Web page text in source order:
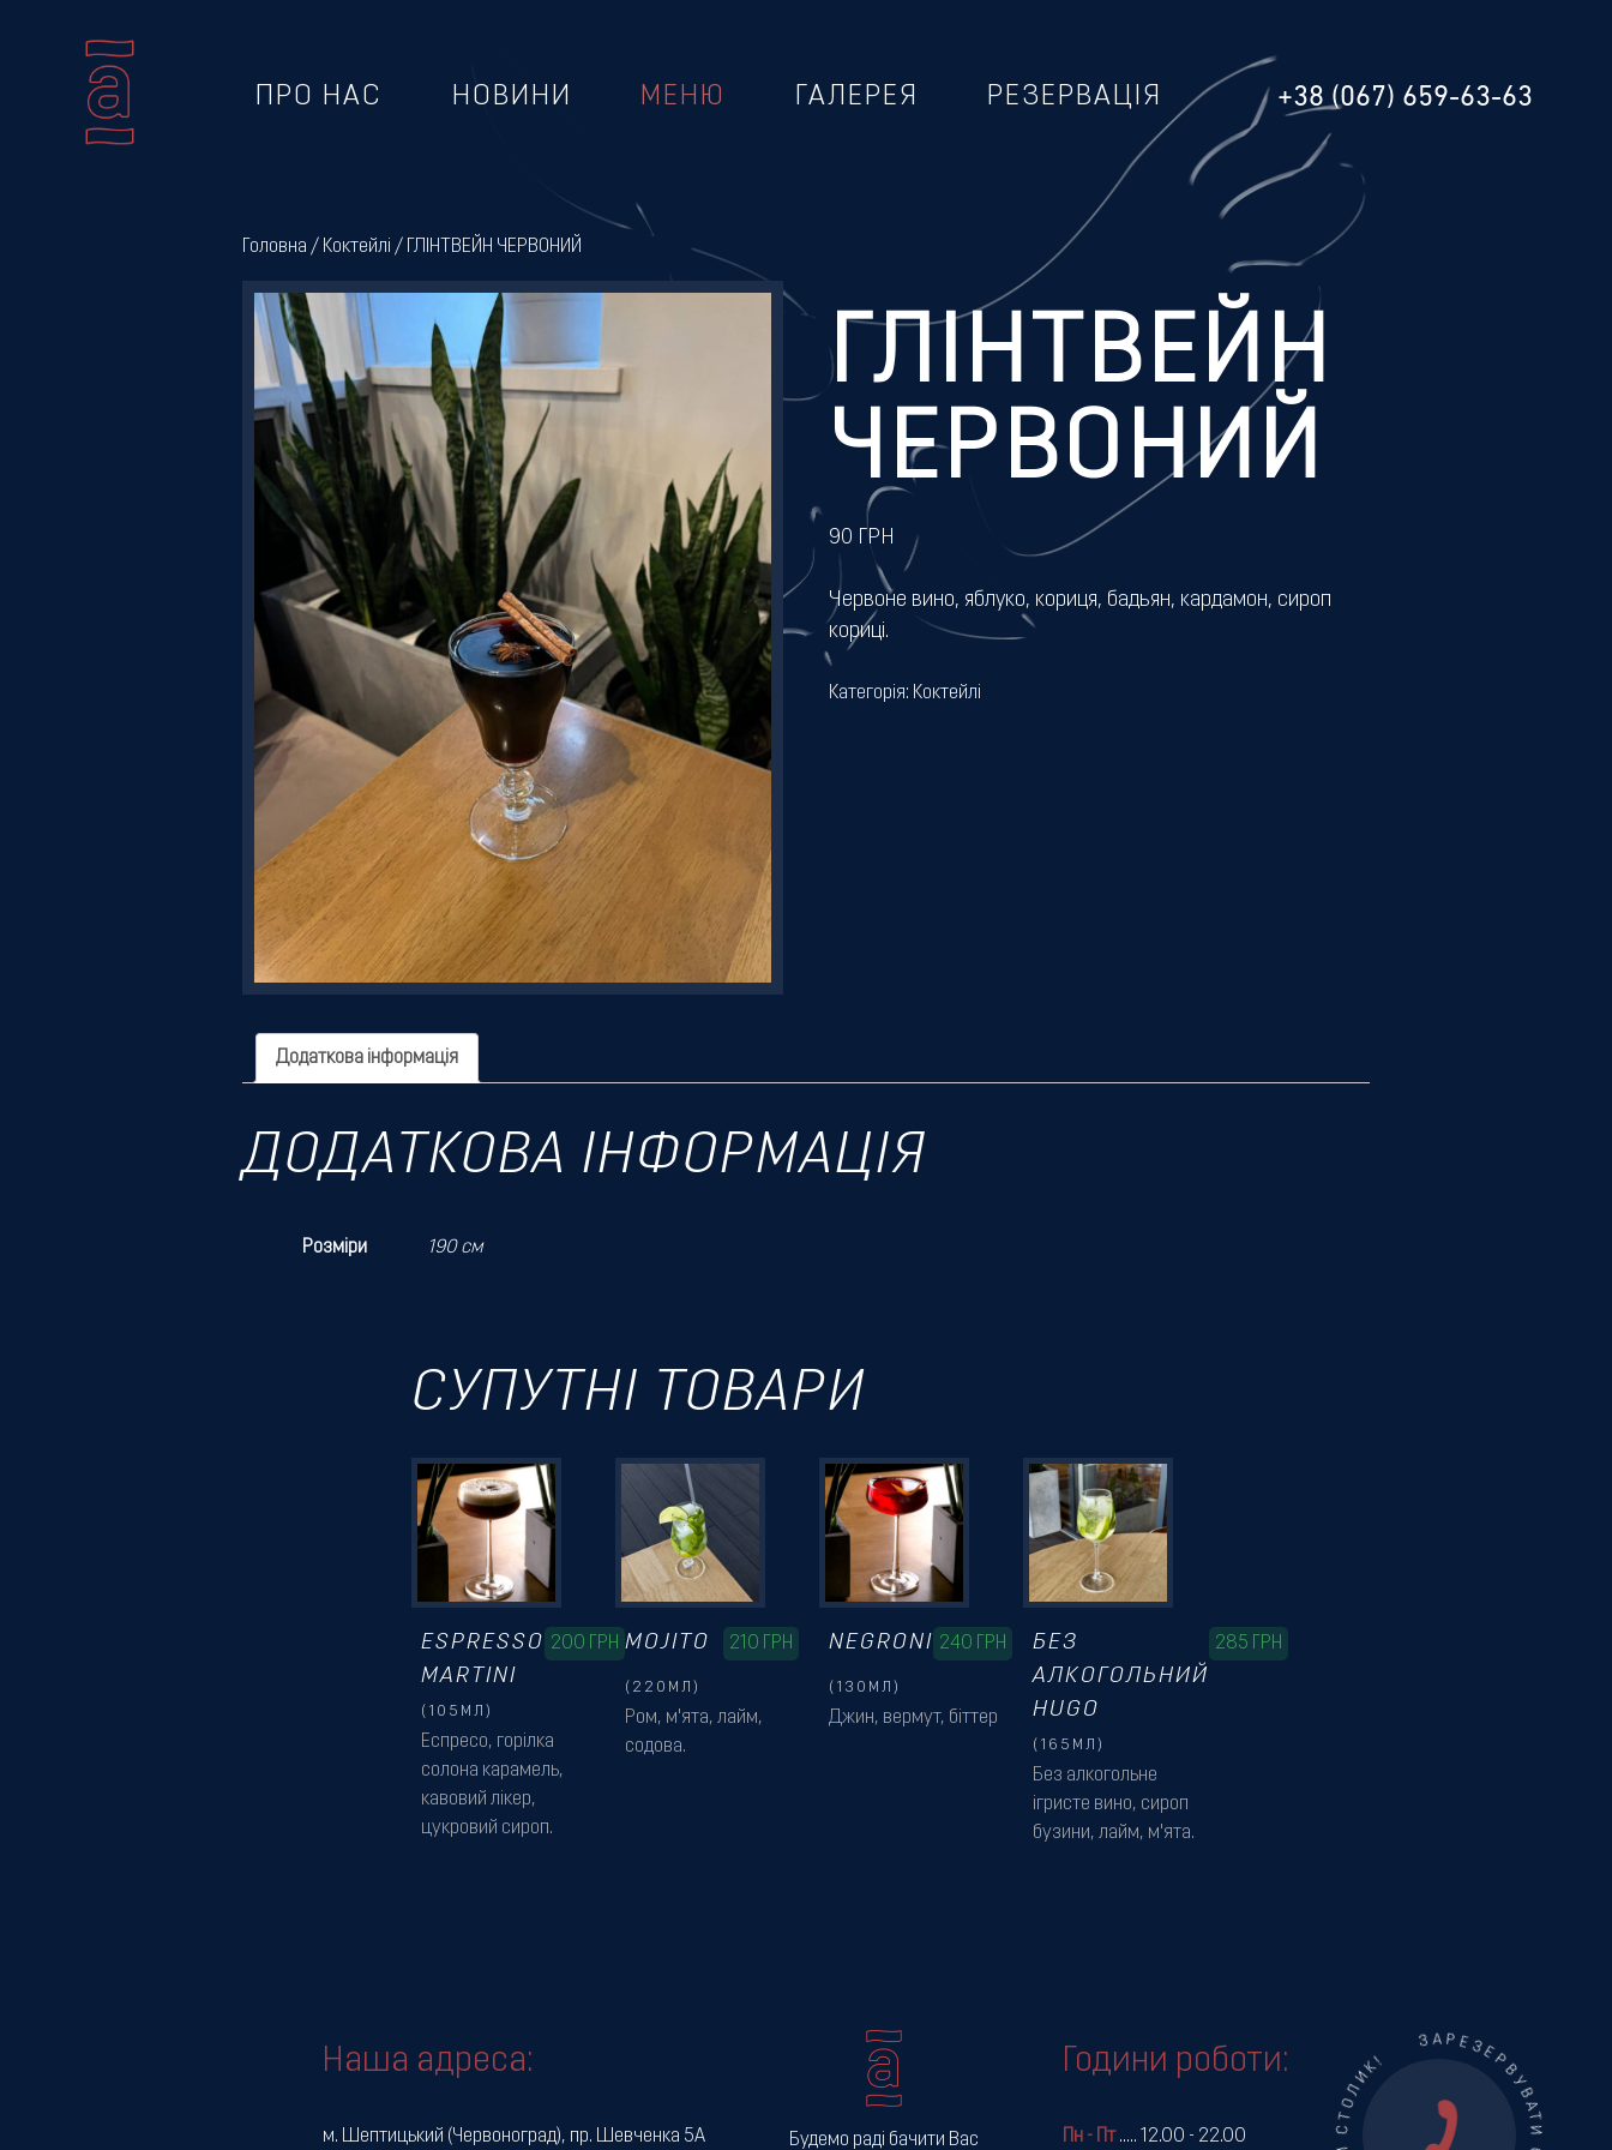
Резервація
ПРО НАС НОВИНИ МЕНЮ ГАЛЕРЕЯ РЕЗЕРВАЦІЯ +38 (067) 659-63-63
Головна / Коктейлі / ГЛІНТВЕЙН ЧЕРВОНИЙ
ГЛІНТВЕЙН
ЧЕРВОНИЙ
90 ГРН
Червоне вино, яблуко, кориця, бадьян, кардамон, сироп
кориці.
Категорія: Коктейлі
Додаткова інформація
ДОДАТКОВА ІНФОРМАЦІЯ
Розміри 190 см
СУПУТНІ ТОВАРИ
Еспресо, горілка
солона карамель,
кавовий лікер,
цукровий сироп.
(105МЛ)
ESPRESSO
MARTINI
200 ГРН
Ром, м'ята, лайм,
содова.
(220МЛ)
MOJITO 210 ГРН
Джин, вермут, біттер
(130МЛ)
NEGRONI 240 ГРН
Без алкогольне
ігристе вино, сироп
бузини, лайм, м'ята.
(165МЛ)
БЕЗ
АЛКОГОЛЬНИЙ
HUGO
285 ГРН
Наша адреса:
м. Шептицький (Червоноград), пр. Шевченка 5А Будемо раді бачити Вас
Години роботи:
Пн - Пт..... 12.00 - 22.00